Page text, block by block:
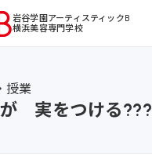
岩谷学園アーティスティックB
横浜美容専門学校
授業
実をつける???